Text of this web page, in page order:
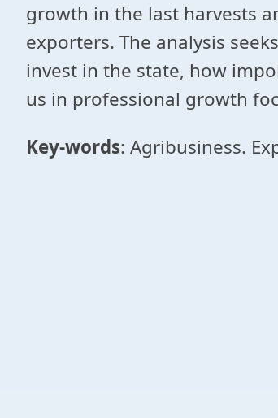
growth in the last harvests
exporters. The analysis
invest in the state, how
us in professional growth
Key-words: Agribusiness.